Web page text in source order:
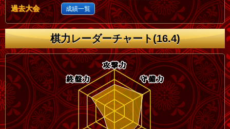
過去大会 成績一覧
棋力レーダーチャート(16.4)